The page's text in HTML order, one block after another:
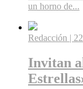
un horno de...
Redacción |
Invitan